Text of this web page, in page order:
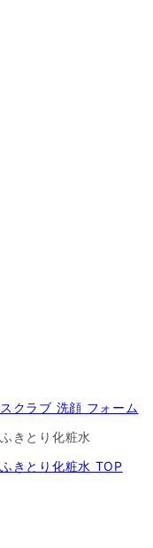
スクラブ 洗顔 フォーム
ふきとり化粧水
ふきとり化粧水 TOP